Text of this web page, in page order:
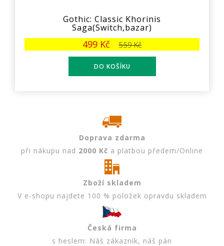
Gothic: Classic Khorinis
Saga(Switch,bazar)
499 Kč 559 Kč
Doprava zdarma
při nákupu nad 2000 Kč a platbou předem/Online
Zboží skladem
V e-shopu najdete 100 % položek opravdu skladem
Česká firma
s heslem: Náš zákazník, náš pán